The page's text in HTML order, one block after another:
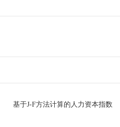
基于J-F方法计算的人力资本指数